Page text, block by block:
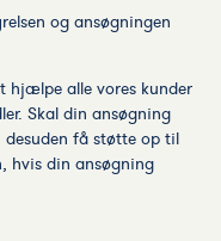
og ansøgningen
hjælpe alle vores kunder
Skal din ansøgning
få støtte op til
hvis din ansøgning